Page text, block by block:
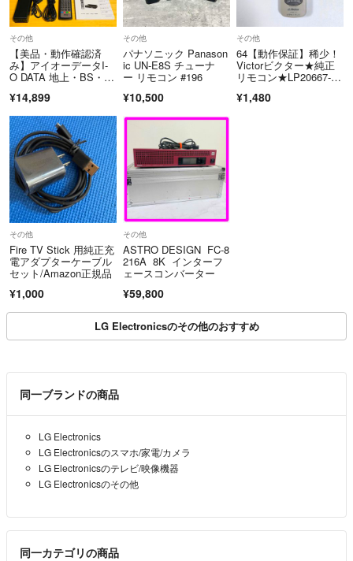
その他
【美品・動作確認済
み】アイオーデータI-
O DATA 地上・BS・11
ジョンチューナー HVT
-BCT300
¥14,899
その他
パナソニック Panason
ic UN-E8S チューナ
ー リモコン #196
¥10,500
その他
64【動作保証】稀少！
Victorビクター★純正
リモコン★LP20667-00
¥1,480
その他
Fire TV Stick 用純正充
電アダプターケーブル
セット/Amazon正規品
¥1,000
その他
ASTRO DESIGN FC-8
216A 8K インターフ
ェースコンバーター
¥59,800
LG Electronicsのその他のおすすめ
同一ブランドの商品
LG Electronics
LG Electronicsのスマホ/家電/カメラ
LG Electronicsのテレビ/映像機器
LG Electronicsのその他
同一カテゴリの商品